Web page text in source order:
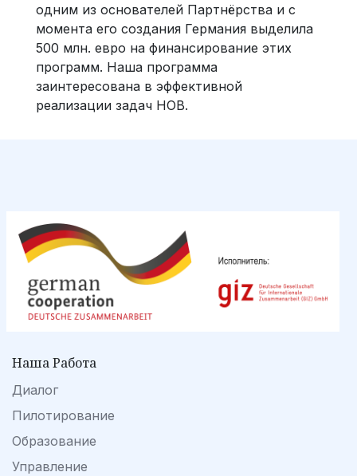
одним из основателей Партнёрства и с
момента его создания Германия выделила
500 млн. евро на финансирование этих
программ. Наша программа
заинтересована в эффективной
реализации задач НОВ.
Наша Работа
Диалог
Пилотирование
Образование
Управление